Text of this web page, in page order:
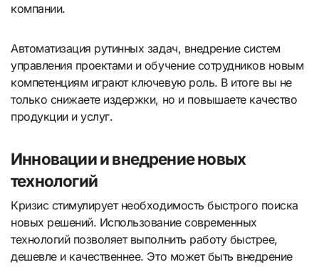
компании.
Автоматизация рутинных задач, внедрение систем
управления проектами и обучение сотрудников новым
компетенциям играют ключевую роль. В итоге вы не
только снижаете издержки, но и повышаете качество
продукции и услуг.
Инновации и внедрение новых
технологий
Кризис стимулирует необходимость быстрого поиска
новых решений. Использование современных
технологий позволяет выполнить работу быстрее,
дешевле и качественнее. Это может быть внедрение